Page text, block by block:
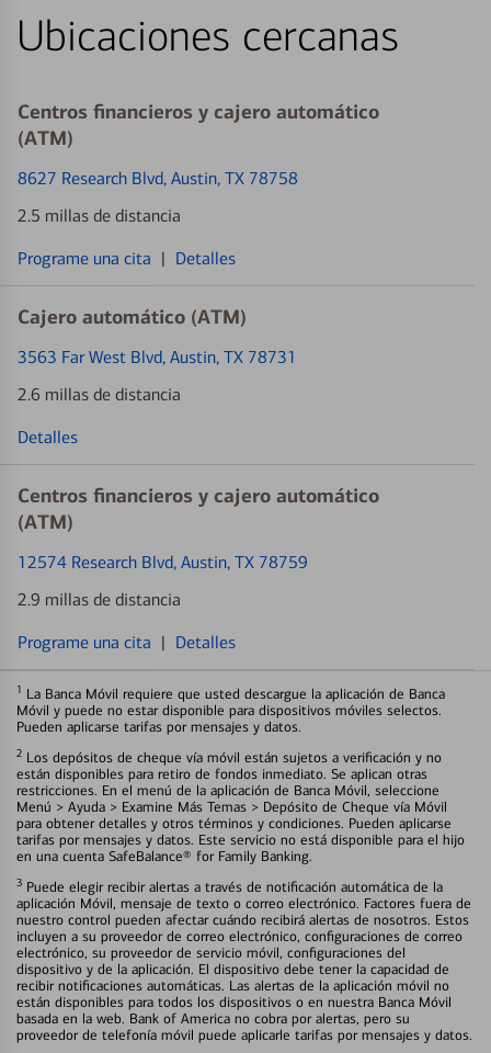
Ubicaciones cercanas
Centros financieros y cajero automático
(ATM)
8627 Research Blvd, Austin, TX 78758
2.5 millas de distancia
Programe una cita | Detalles
Cajero automático (ATM)
3563 Far West Blvd, Austin, TX 78731
2.6 millas de distancia
Detalles
Centros financieros y cajero automático
(ATM)
12574 Research Blvd, Austin, TX 78759
2.9 millas de distancia
Programe una cita | Detalles
1 La Banca Móvil requiere que usted descargue la aplicación de Banca
Móvil y puede no estar disponible para dispositivos móviles selectos.
Pueden aplicarse tarifas por mensajes y datos.
2 Los depósitos de cheque vía móvil están sujetos a verificación y no
están disponibles para retiro de fondos inmediato. Se aplican otras
restricciones. En el menú de la aplicación de Banca Móvil, seleccione
Menú > Ayuda > Examine Más Temas > Depósito de Cheque vía Móvil
para obtener detalles y otros términos y condiciones. Pueden aplicarse
tarifas por mensajes y datos. Este servicio no está disponible para el hijo
en una cuenta SafeBalance® for Family Banking.
3 Puede elegir recibir alertas a través de notificación automática de la
aplicación Móvil, mensaje de texto o correo electrónico. Factores fuera de
nuestro control pueden afectar cuándo recibirá alertas de nosotros. Estos
incluyen a su proveedor de correo electrónico, configuraciones de correo
electrónico, su proveedor de servicio móvil, configuraciones del
dispositivo y de la aplicación. El dispositivo debe tener la capacidad de
recibir notificaciones automáticas. Las alertas de la aplicación móvil no
están disponibles para todos los dispositivos o en nuestra Banca Móvil
basada en la web. Bank of America no cobra por alertas, pero su
proveedor de telefonía móvil puede aplicarle tarifas por mensajes y datos.